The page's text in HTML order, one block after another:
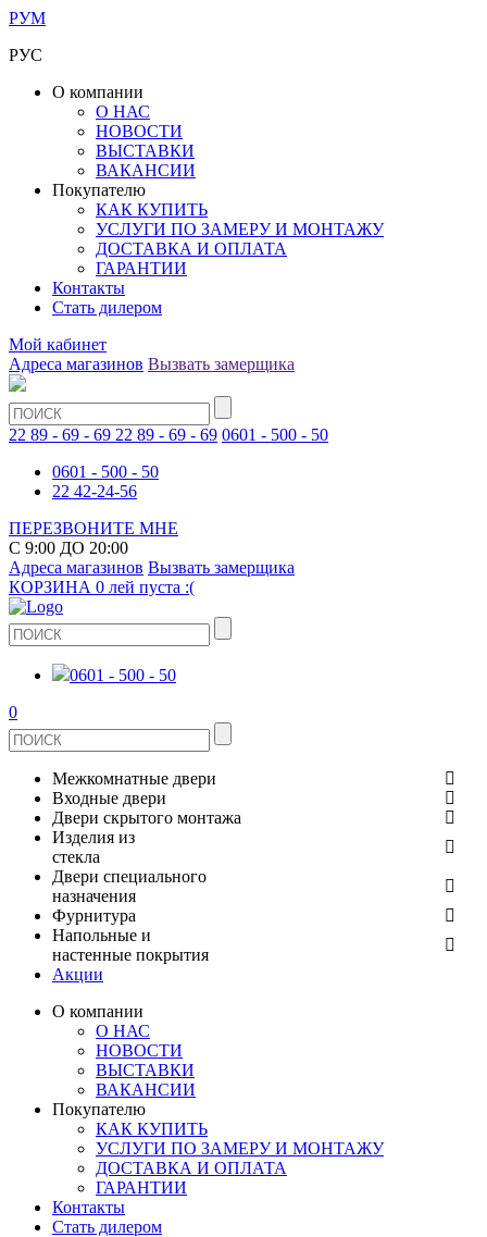
РУМ
РУС
О компании
О НАС
НОВОСТИ
ВЫСТАВКИ
ВАКАНСИИ
Покупателю
КАК КУПИТЬ
УСЛУГИ ПО ЗАМЕРУ И МОНТАЖУ
ДОСТАВКА И ОПЛАТА
ГАРАНТИИ
Контакты
Стать дилером
Мой кабинет
Адреса магазинов Вызвать замерщика
22 89 - 69 - 69 22 89 - 69 - 69 0601 - 500 - 50
0601 - 500 - 50
22 42-24-56
ПЕРЕЗВОНИТЕ МНЕ
С 9:00 ДО 20:00
Адреса магазинов Вызвать замерщика
КОРЗИНА 0 лей пуста :(
0601 - 500 - 50
0
Межкомнатные двери
ШПОНИРОВАНЫЕ
ЭКОШПОН
ЭМАЛЬ
ИЗ МАССИВА СОСНЫ
ИЗ МАССИВА ОЛЬХИ
РАСПРОДАЖА ОСТАТКОВ
ВСЕ ДВЕРИ
Входные двери
МЕТАЛЛИЧЕСКИЕ ДВЕРИ
В КВАРТИРУ
ДЛЯ ДОМА
Двери скрытого монтажа
СТЕКЛЯННЫЕ
ЗЕРКАЛЬНЫЕ
КЕРАМОГРАНИТ
ПОД ОБОИ И ПОКРАСКУ
Изделия из
стекла
ДВЕРИ
ДУШЕВЫЕ КАБИНЫ И ПЕРЕГОРОДКИ
РАЗДВИЖНЫЕ ПЕРЕГОРОДКИ
Двери специального
назначения
ПРОТИВОПОЖАРНЫЕ
Фурнитура
ДВЕРНЫЕ РУЧКИ
КОМПЛЕКТУЮЩИЕ
ОГРАНИЧИТЕЛИ
ПЕТЛИ
РАЗДВИЖНАЯ СИСТЕМА
Напольные и
настенные покрытия
СТЕНОВЫЕ ПАНЕЛИ
Акции
О компании
О НАС
НОВОСТИ
ВЫСТАВКИ
ВАКАНСИИ
Покупателю
КАК КУПИТЬ
УСЛУГИ ПО ЗАМЕРУ И МОНТАЖУ
ДОСТАВКА И ОПЛАТА
ГАРАНТИИ
Контакты
Стать дилером